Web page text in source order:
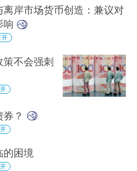
离岸市场货币创造：兼议对
响
开
策不会强刺
？
的困境